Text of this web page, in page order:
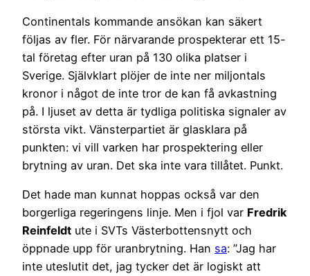
Continentals kommande ansökan kan säkert
följas av fler. För närvarande prospekterar ett 15-
tal företag efter uran på 130 olika platser i
Sverige. Självklart plöjer de inte ner miljontals
kronor i något de inte tror de kan få avkastning
på. I ljuset av detta är tydliga politiska signaler av
största vikt. Vänsterpartiet är glasklara på
punkten: vi vill varken har prospektering eller
brytning av uran. Det ska inte vara tillåtet. Punkt.
Det hade man kunnat hoppas också var den
borgerliga regeringens linje. Men i fjol var Fredrik
Reinfeldt ute i SVTs Västerbottensnytt och
öppnade upp för uranbrytning. Han sa: ”Jag har
inte uteslutit det, jag tycker det är logiskt att